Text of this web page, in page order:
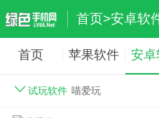
首页>安卓软
首页 苹果软件 安
试玩软件 喵爱玩